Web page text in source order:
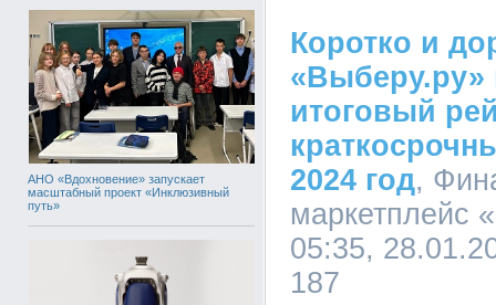
АНО «Вдохновение» запускает
масштабный проект «Инклюзивный
путь»
Коротко и
«Выберу.ру»
итоговый
2024 год,
маркетплейс
05:35,
187